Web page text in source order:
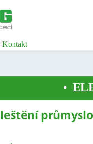
width="0"
Kontakt
•